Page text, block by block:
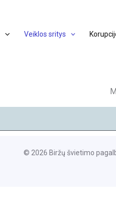
Veiklos sritys
© 2026 Biržų švietimo